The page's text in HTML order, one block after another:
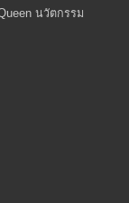
นวัตกรรม